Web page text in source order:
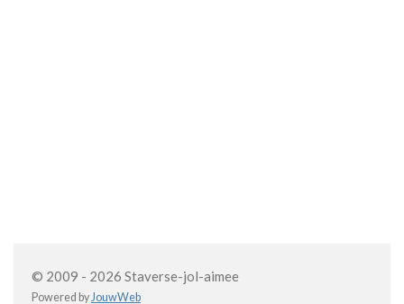
© 2009 - 2026 Staverse-jol-aimee
Powered byJouwWeb